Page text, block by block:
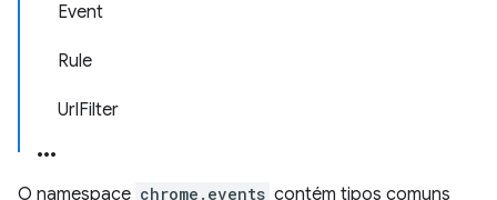
Event
Rule
UrlFilter
O namespace chrome.events contém tipos comuns